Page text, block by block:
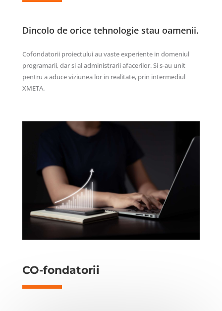
Dincolo de orice tehnologie stau oamenii.
Cofondatorii proiectului au vaste experiente in domeniul
programarii, dar si al administrarii afacerilor. Si s-au unit
pentru a aduce viziunea lor in realitate, prin intermediul
XMETA.
CO-fondatorii